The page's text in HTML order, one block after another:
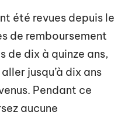
été revues depuis le
de remboursement
de dix à quinze ans,
jusqu’à dix ans
Pendant ce
aucune